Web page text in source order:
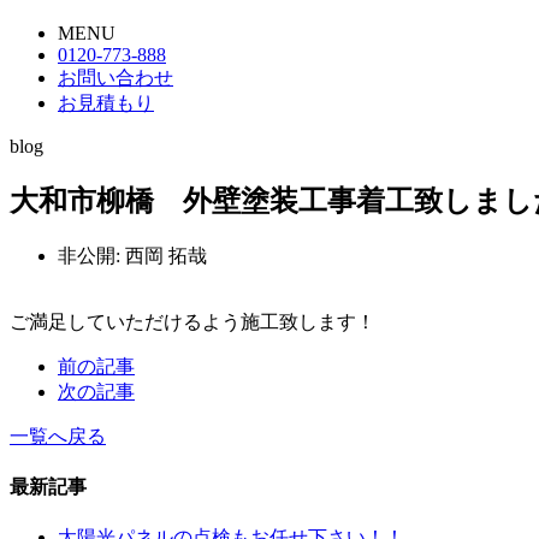
MENU
0120-773-888
お問い合わせ
お見積もり
blog
大和市柳橋 外壁塗装工事着工致しまし
非公開: 西岡 拓哉
ご満足していただけるよう施工致します！
前の記事
次の記事
一覧へ戻る
最新記事